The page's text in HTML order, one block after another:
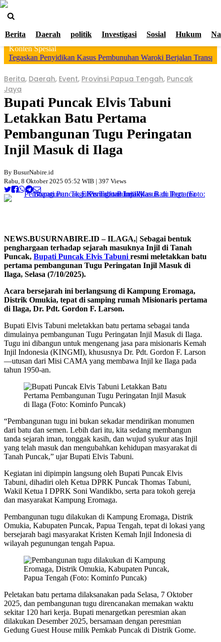
>
Beranda
Ketentuan
Layanan
Redaksi
Beriklan
Tentang
Kami
Berita Daerah politik Investigasi Sosial Hukum
Konten Spesial
Penyidikan Kasus Pembunuhan Waroki Berjalan Transparan
Berita, Daerah, Event, Provinsi Papua Tengah, Puncak
Jaya
Bupati Puncak Elvis Tabuni
Letakkan Batu Pertama
Pembangunan Tugu Peringatan
Injil Masuk di Ilaga
By BusurNabire.id
Rabu, 8 Oktober 2025 05:52 WIB | 397 Views
NEWS.BUSURNABIRE.ID – ILAGA,| Sebagai bentuk
penghargaan terhadap sejarah masuknya Injil di Tanah
Puncak, Bupati Puncak Elvis Tabuni resmi meletakkan batu
pertama pembangunan Tugu Peringatan Injil Masuk di
Ilaga, Selasa (7/10/2025).
Acara bersejarah ini berlangsung di Kampung Eromaga,
Distrik Omukia, tepat di samping rumah Misionaris pertama
di Ilaga, Dr. Pdt. Gordon F. Larson.
Bupati Elvis Tabuni meletakkan batu pertama sebagai tanda
dimulainya pembangunan Tugu Peringatan Injil Masuk di Ilaga.
Tugu ini dibangun untuk mengenang jasa para misionaris Kemah
Injil Indonesia (KINGMI), khususnya Dr. Pdt. Gordon F. Larson
—utusan dari Misi CAMA yang membawa Injil ke Ilaga pada
tahun 1950-an.
“Pembangunan tugu ini bukan sekadar mendirikan monumen
dari batu dan semen. Lebih dari itu, kita sedang membangun
tanda sejarah iman, tonggak kasih, dan wujud syukur atas Injil
yang telah masuk dan mengubahkan kehidupan masyarakat di
Tanah Puncak,” ujar Bupati Elvis Tabuni.
Kegiatan ini dipimpin langsung oleh Bupati Puncak Elvis
Tabuni, dihadiri oleh Ketua DPRK Puncak Thomas Tabuni,
Wakil Ketua I DPRK Soni Wandikbo, serta para tokoh gereja
dan masyarakat Kampung Eromaga.
Pembangunan tugu dilakukan di Kampung Eromaga, Distrik
Omukia, Kabupaten Puncak, Papua Tengah, tepat di lokasi yang
bersejarah bagi masyarakat Kristen Kemah Injil Indonesia di
wilayah pegunungan tengah Papua.
Peletakan batu pertama dilaksanakan pada Selasa, 7 Oktober
2025, dan pembangunan tugu direncanakan memakan waktu
sekitar 120 hari kerja. Bupati menargetkan peresmian akan
dilakukan Desember 2025, bersamaan dengan peresmian
Gedung Guest House milik Pemkab Puncak di Distrik Gome.